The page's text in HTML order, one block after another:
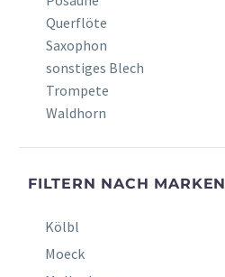
Querflöte
Saxophon
sonstiges Blech
Trompete
Waldhorn
FILTERN NACH MARKEN
Kölbl
Moeck